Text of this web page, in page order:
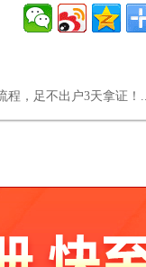
，足不出户3天拿证！...